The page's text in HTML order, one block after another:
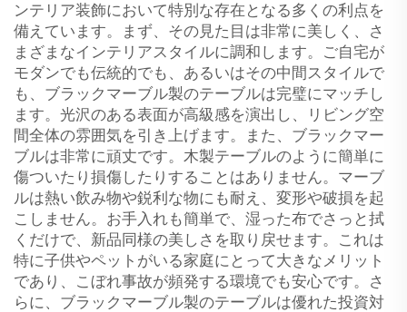
ンテリア装飾において特別な存在となる多くの利点を
備えています。まず、その見た目は非常に美しく、さ
まざまなインテリアスタイルに調和します。ご自宅が
モダンでも伝統的でも、あるいはその中間スタイルで
も、ブラックマーブル製のテーブルは完璧にマッチし
ます。光沢のある表面が高級感を演出し、リビング空
間全体の雰囲気を引き上げます。また、ブラックマー
ブルは非常に頑丈です。木製テーブルのように簡単に
傷ついたり損傷したりすることはありません。マーブ
ルは熱い飲み物や鋭利な物にも耐え、変形や破損を起
こしません。お手入れも簡単で、湿った布でさっと拭
くだけで、新品同様の美しさを取り戻せます。これは
特に子供やペットがいる家庭にとって大きなメリット
であり、こぼれ事故が頻発する環境でも安心です。さ
らに、ブラックマーブル製のテーブルは優れた投資対